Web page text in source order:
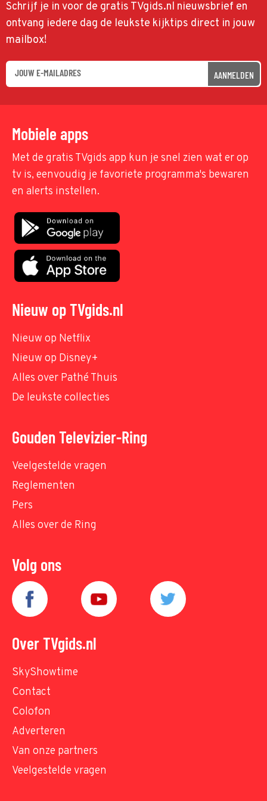
Schrijf je in voor de gratis TVgids.nl nieuwsbrief en
ontvang iedere dag de leukste kijktips direct in jouw
mailbox!
AANMELDEN
Mobiele apps
Met de gratis TVgids app kun je snel zien wat er op
tv is, eenvoudig je favoriete programma's bewaren
en alerts instellen.
Nieuw op TVgids.nl
Nieuw op Netflix
Nieuw op Disney+
Alles over Pathé Thuis
De leukste collecties
Gouden Televizier-Ring
Veelgestelde vragen
Reglementen
Pers
Alles over de Ring
Volg ons
Over TVgids.nl
SkyShowtime
Contact
Colofon
Adverteren
Van onze partners
Veelgestelde vragen